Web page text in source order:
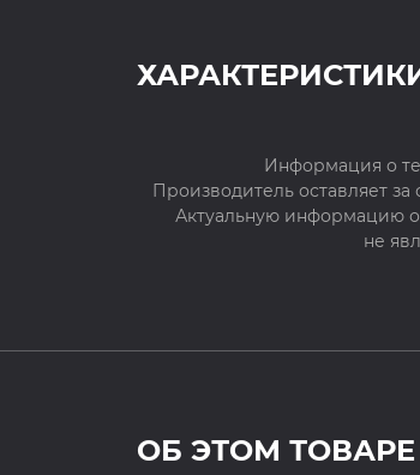
Информация о
Производитель оставляет
Актуальную информацию
не
ОБ ЭТОМ